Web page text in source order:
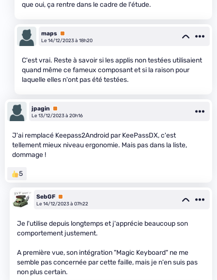
que oui, ça rentre dans le cadre de l'étude.
maps Premium
Le 14/12/2023 à 18h20
C'est vrai. Reste à savoir si les applis non testées utilisaient
quand même ce fameux composant et si la raison pour
laquelle elles n'ont pas été testées.
jpagin
Premium
Le 13/12/2023 à 20h16
J'ai remplacé Keepass2Android par KeePassDX, c'est
tellement mieux niveau ergonomie. Mais pas dans la liste,
dommage !
5
SebGF Premium
Le 14/12/2023 à 07h22
Je l'utilise depuis longtemps et j'apprécie beaucoup son
comportement justement.
A première vue, son intégration "Magic Keyboard" ne me
semble pas concernée par cette faille, mais je n'en suis pas
non plus certain.